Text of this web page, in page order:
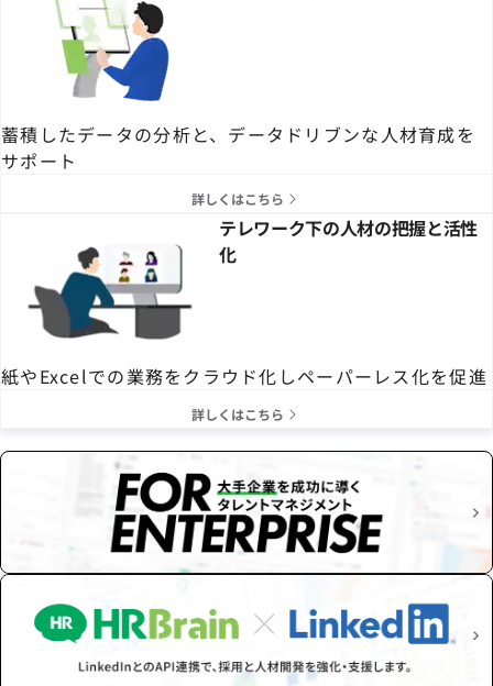
蓄積したデータの分析と、データドリブンな人材育成を
サポート
詳しくはこちら
テレワーク下の人材の把握と活性
化
紙やExcelでの業務をクラウド化しペーパーレス化を促進
詳しくはこちら